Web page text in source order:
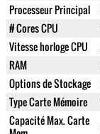
Processeur Principal
# Cores CPU
Vitesse horloge CPU
RAM
Options de Stockage
Type Carte Mémoire
Capacité Max. Carte